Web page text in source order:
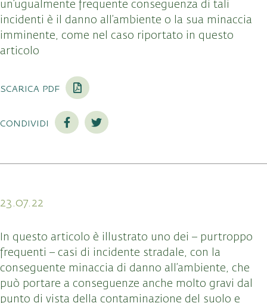
un’ugualmente frequente conseguenza di tali
incidenti è il danno all’ambiente o la sua minaccia
imminente, come nel caso riportato in questo
articolo
scarica pdf
condividi
23.07.22
In questo articolo è illustrato uno dei – purtroppo
frequenti – casi di incidente stradale, con la
conseguente minaccia di danno all’ambiente, che
può portare a conseguenze anche molto gravi dal
punto di vista della contaminazione del suolo e